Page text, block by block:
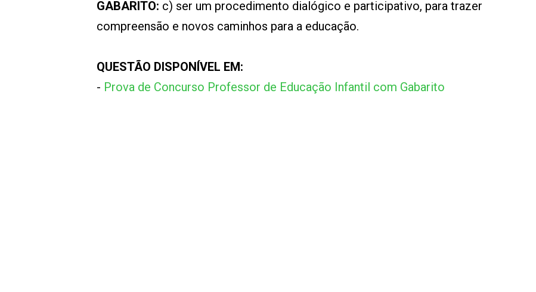
GABARITO: c) ser um procedimento dialógico e participativo, para trazer
compreensão e novos caminhos para a educação.
QUESTÃO DISPONÍVEL EM:
- Prova de Concurso Professor de Educação Infantil com Gabarito